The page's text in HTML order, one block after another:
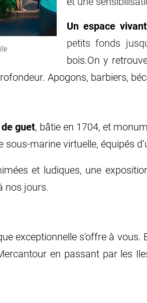
Un espace vivant
petits fonds
bois.On y
Apogons, barbiers,
guet, bâtie en 1704, et
sous-marine virtuelle, équipés
et ludiques, une
nos jours.
exceptionnelle s'offre à vous.
en passant par les